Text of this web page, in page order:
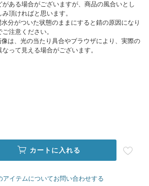
がある場合がございますが、商品の風合いとし
頂ければと思います。
分がついた状態のままにすると錆の原因になり
ご注意ください。
は、光の当たり具合やブラウザにより、実際の
なって見える場合がございます。
カートに入れる
アイテムについてお問い合わせする